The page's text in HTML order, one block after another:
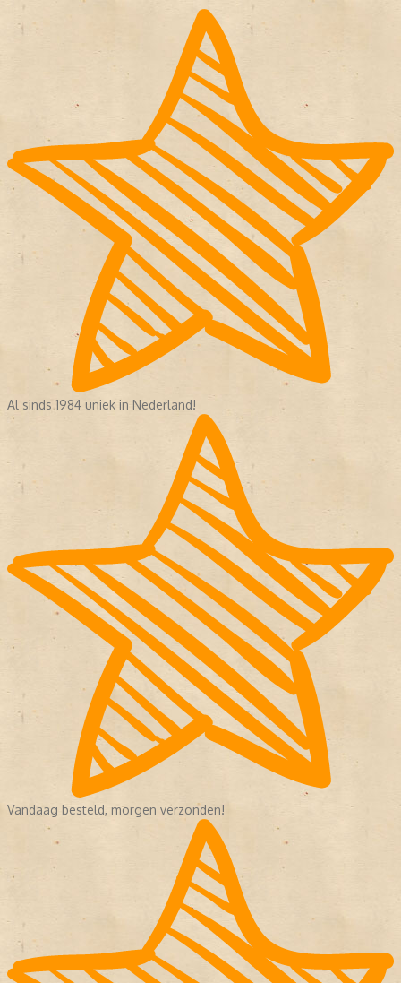
Al sinds 1984 uniek in Nederland!
Vandaag besteld, morgen verzonden!